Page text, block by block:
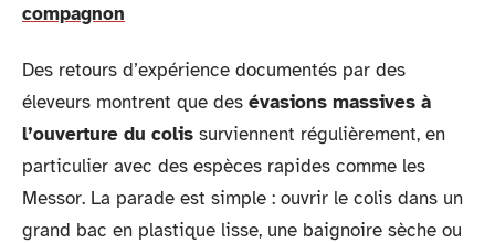
compagnon
Des retours d’expérience documentés par des
éleveurs montrent que des évasions massives à
l’ouverture du colis surviennent régulièrement, en
particulier avec des espèces rapides comme les
Messor. La parade est simple : ouvrir le colis dans un
grand bac en plastique lisse, une baignoire sèche ou